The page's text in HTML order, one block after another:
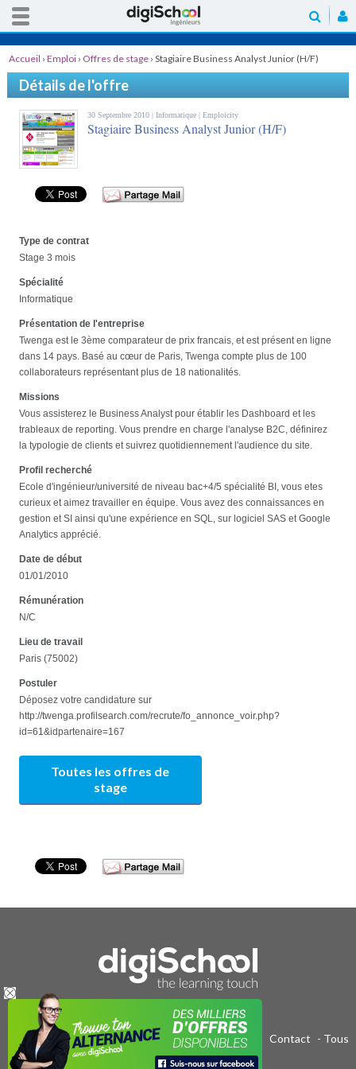
Accueil › Emploi › Offres de stage › Stagiaire Business Analyst Junior (H/F)
Détails de l'offre
30 Septembre 2010 | Informatique | Emploicity
Stagiaire Business Analyst Junior (H/F)
Type de contrat
Stage 3 mois
Spécialité
Informatique
Présentation de l'entreprise
Twenga est le 3ème comparateur de prix francais, et est présent en ligne
dans 14 pays. Basé au cœur de Paris, Twenga compte plus de 100
collaborateurs représentant plus de 18 nationalités.
Missions
Vous assisterez le Business Analyst pour établir les Dashboard et les
trableaux de reporting. Vous prendre en charge l'analyse B2C, définirez
la typologie de clients et suivrez quotidiennement l'audience du site.
Profil recherché
Ecole d'ingénieur/université de niveau bac+4/5 spécialité BI, vous etes
curieux et aimez travailler en équipe. Vous avez des connaissances en
gestion et SI ainsi qu'une expérience en SQL, sur logiciel SAS et Google
Analytics apprécié.
Date de début
01/01/2010
Rémunération
N/C
Lieu de travail
Paris (75002)
Postuler
Déposez votre candidature sur
http://twenga.profilsearch.com/recrute/fo_annonce_voir.php?
id=61&idpartenaire=167
Toutes les offres de
stage
Publicité sur le réseau digiSchool - C.G.U/C.G.V Contact - Tous
droits réservés 2011-2020